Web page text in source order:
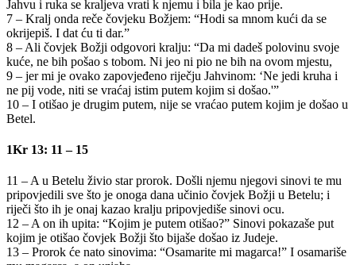
Jahvu i ruka se kraljeva vrati k njemu i bila je kao prije.
7 – Kralj onda reče čovjeku Božjem: “Hodi sa mnom kući da se
okrijepiš. I dat ću ti dar.”
8 – Ali čovjek Božji odgovori kralju: “Da mi dadeš polovinu svoje
kuće, ne bih pošao s tobom. Ni jeo ni pio ne bih na ovom mjestu,
9 – jer mi je ovako zapovjeđeno riječju Jahvinom: ‘Ne jedi kruha i
ne pij vode, niti se vraćaj istim putem kojim si došao.'”
10 – I otišao je drugim putem, nije se vraćao putem kojim je došao u
Betel.
1Kr 13: 11 – 15
11 – A u Betelu živio star prorok. Došli njemu njegovi sinovi te mu
pripovjedili sve što je onoga dana učinio čovjek Božji u Betelu; i
riječi što ih je onaj kazao kralju pripovjediše sinovi ocu.
12 – A on ih upita: “Kojim je putem otišao?” Sinovi pokazaše put
kojim je otišao čovjek Božji što bijaše došao iz Judeje.
13 – Prorok će nato sinovima: “Osamarite mi magarca!” I osamariše